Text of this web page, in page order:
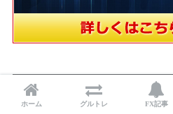
ホーム グルトレ FX記事